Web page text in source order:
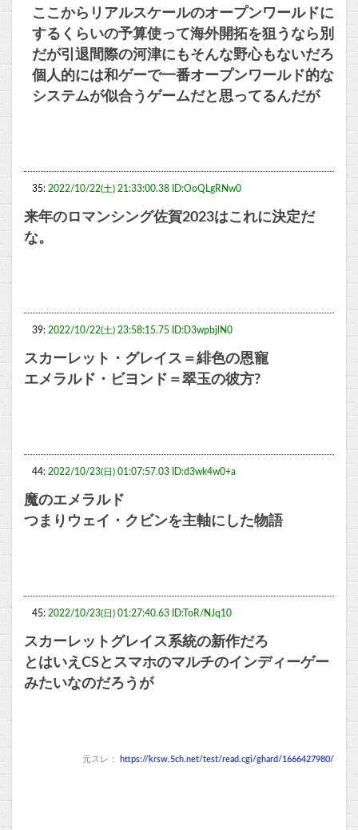
ここからリアルスケールのオープンワールドに
するくらいの予算使って海外開拓を狙うなら別
だが引退間際の河津にもそんな野心もないだろ
個人的には和ゲーで一番オープンワールド的な
システムが似合うゲームだと思ってるんだが
35: 2022/10/22(土) 21:33:00.38 ID:OoQLgRNw0
来年のロマンシング佐賀2023はこれに決定だ
な。
39: 2022/10/22(土) 23:58:15.75 ID:D3wpbjlN0
スカーレット・グレイス＝緋色の恩寵
エメラルド・ビヨンド＝翠玉の彼方?
44: 2022/10/23(日) 01:07:57.03 ID:d3wk4w0+a
魔のエメラルド
つまりウェイ・クビンを主軸にした物語
45: 2022/10/23(日) 01:27:40.63 ID:ToR/NJq10
スカーレットグレイス系統の新作だろ
とはいえCSとスマホのマルチのインディーゲー
みたいなのだろうが
元スレ： https://krsw.5ch.net/test/read.cgi/ghard/1666427980/